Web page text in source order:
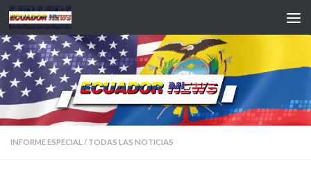
Saltar al contenido
INFORME ESPECIAL / TODAS LAS NOTICIAS